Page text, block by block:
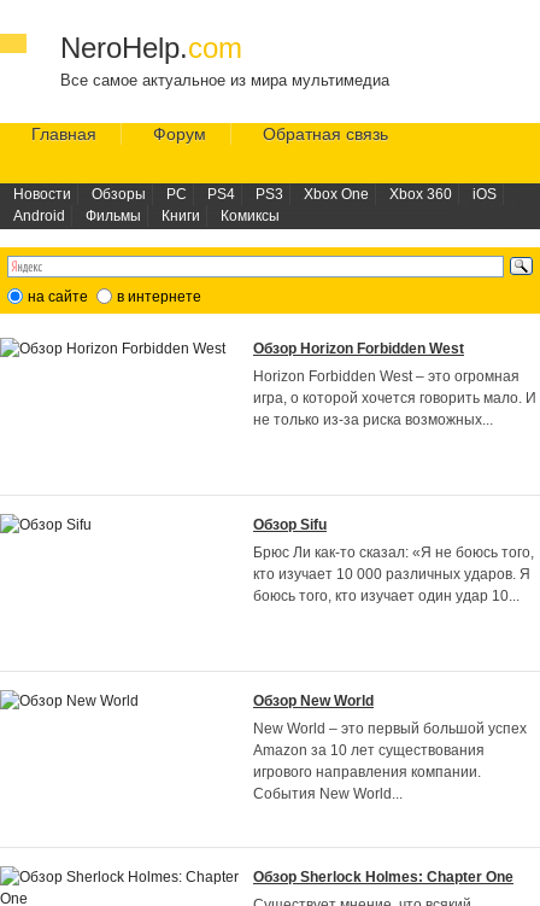
NeroHelp.com
Все самое актуальное из мира мультимедиа
Главная Форум Обратная связь
Новости Обзоры PC PS4 PS3 Xbox One Xbox 360
iOS
Android
Фильмы Книги Комиксы
на сайте в интернете
Обзор Horizon Forbidden West
Horizon Forbidden West – это огромная
игра, о которой хочется говорить мало. И
не только из-за риска возможных...
Обзор Sifu
Брюс Ли как-то сказал: «Я не боюсь того,
кто изучает 10 000 различных ударов. Я
боюсь того, кто изучает один удар 10...
Обзор New World
New World – это первый большой успех
Amazon за 10 лет существования
игрового направления компании.
События New World ...
Обзор Sherlock Holmes: Chapter One